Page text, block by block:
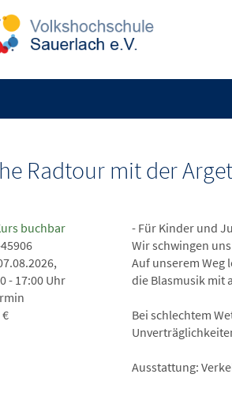
Radtour mit der
buchbar
- 17:00 Uhr
- Für Kinder und
Wir schwingen
Auf unserem Weg
die Blasmusik mit
Bei schlechtem
Ausstattung: